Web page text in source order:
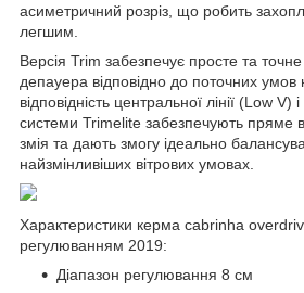
асиметричний розріз, що робить
легшим.
Версія Trim забезпечує просте та
депауера відповідно до поточних
відповідність центральної лінії (Low V)
системи Trimelite забезпечують пряме
змія та дають змогу ідеально
найзмінливіших вітрових умовах.
Характеристики керма cabrinha
регулюванням 2019:
Діапазон регулювання 8 см